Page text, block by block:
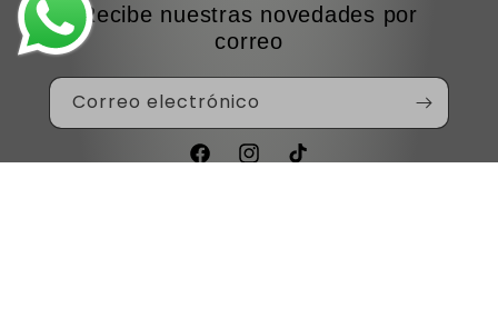
Recibe nuestras novedades por
correo
Correo electrónico
FacebookInstagram
TikTok